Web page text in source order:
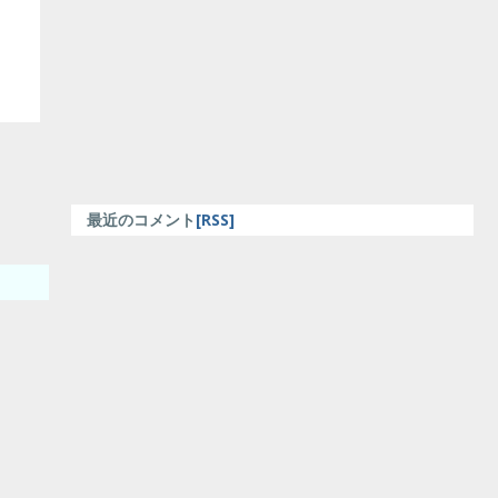
最近のコメント [RSS]